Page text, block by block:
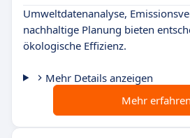
Umweltdatenanalyse,
nachhaltige Planung bieten
ökologische Effizienz.
Mehr Details anzeigen
Mehr erfahren